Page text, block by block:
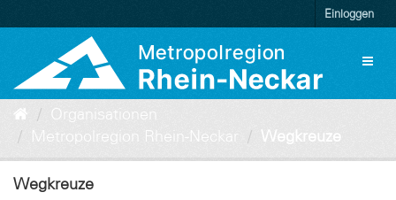
zum
Einloggen
Organisationen
Metropolregion Rhein-Neckar
Wegkreuze
Wegkreuze